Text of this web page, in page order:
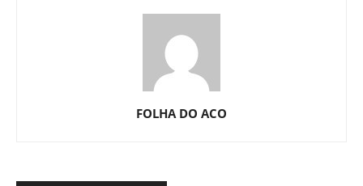
FOLHA DO ACO